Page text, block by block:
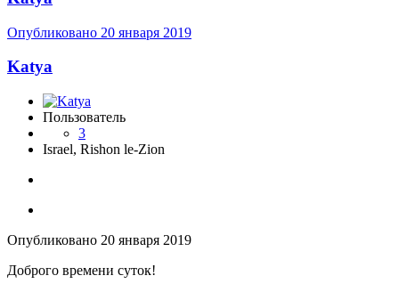
Опубликовано 20 января 2019
Katya
Пользователь
3
Israel, Rishon le-Zion
Опубликовано 20 января 2019
Доброго времени суток!